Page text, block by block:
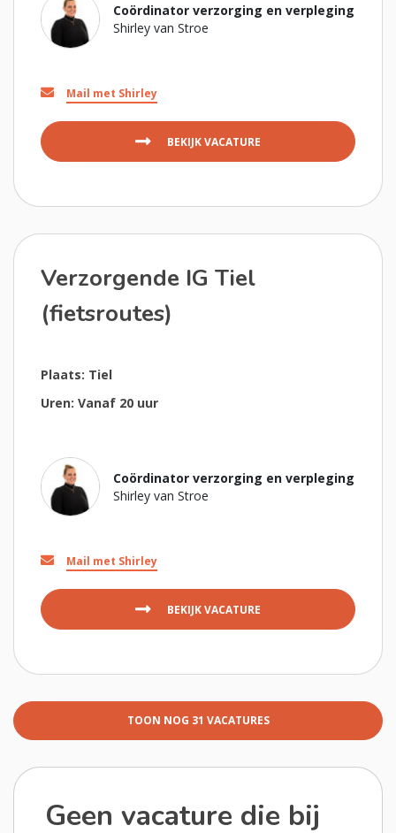
Coördinator verzorging en verpleging
Shirley van Stroe
BEKIJK VACATURE
Mail met Shirley
Verzorgende IG Tiel
(fietsroutes)
Plaats: Tiel
Uren: Vanaf 20 uur
Coördinator verzorging en verpleging
Shirley van Stroe
BEKIJK VACATURE
Mail met Shirley
TOON NOG 31 VACATURES
Geen vacature die bij